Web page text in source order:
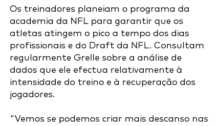
Os treinadores planeiam o programa da
academia da NFL para garantir que os
atletas atingem o pico a tempo dos dias
profissionais e do Draft da NFL. Consultam
regularmente Grelle sobre a análise de
dados que ele efectua relativamente à
intensidade do treino e à recuperação dos
jogadores.
"Vemos se podemos criar mais descanso nas